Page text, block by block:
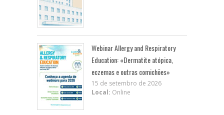
Webinar Allergy and Respiratory
Education: «Dermatite atópica,
eczemas e outras comichões»
15 de setembro de 2026
Local: Online